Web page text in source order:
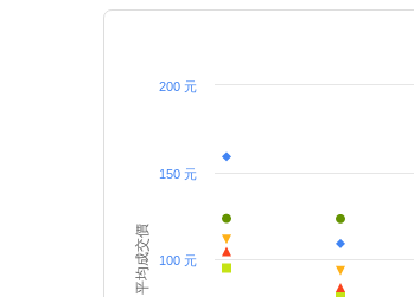
平均成交價 100 元
150 元
200 元